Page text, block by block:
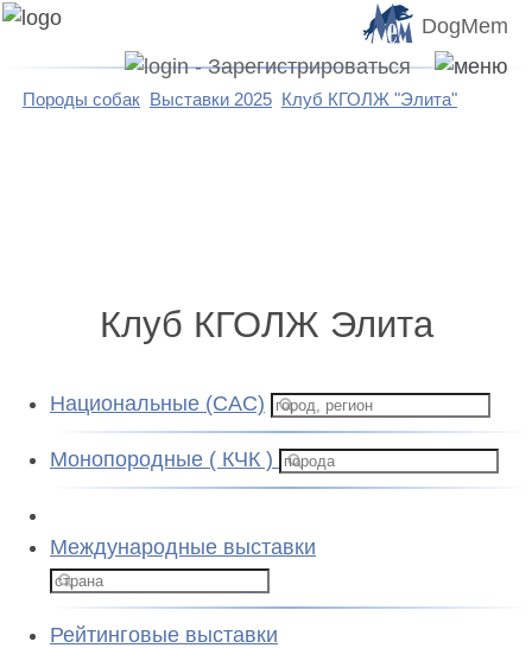
DogMem
Породы собак Выставки 2025 Клуб КГОЛЖ "Элита"
Клуб КГОЛЖ Элита
Национальные (CAC)
Монопородные ( КЧК )
Международные выставки
Рейтинговые выставки